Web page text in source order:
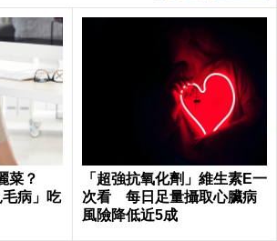
菜？
病」吃
「超強抗氧化劑」維生素E一
次看 每日足量攝取心臟病
風險降低近5成